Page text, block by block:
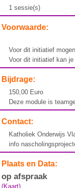
1 sessie(s)
Voorwaarde:
Voor dit initiatief mogen
Voor dit initiatief kan
Bijdrage:
150,00 Euro
Deze module is
Contact:
Katholiek Onderwijs
info
Plaats en Data:
op afspraak
(Kaart)